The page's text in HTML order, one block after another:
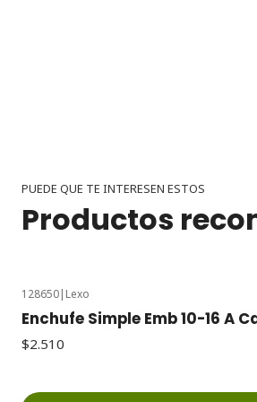
PUEDE QUE TE INTERESEN ESTOS
Productos
128650| Lexo
Enchufe Simple Emb 10-16 A
$2.510